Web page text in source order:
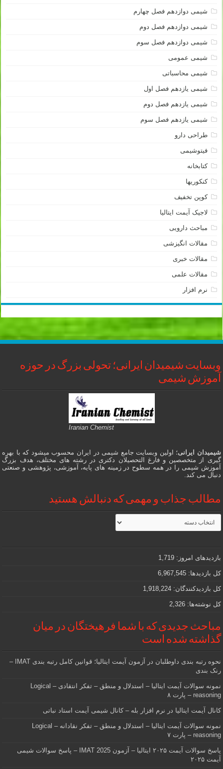
شیمی دوازدهم فصل چهارم
شیمی دوازدهم فصل دوم
شیمی دوازدهم فصل سوم
شیمی عمومی
شیمی محاسباتی
شیمی یازدهم فصل اول
شیمی یازدهم فصل دوم
شیمی یازدهم فصل سوم
طراحی دارو
فیتوشیمی
کتابخانه
کنکوریها
کوپن تخفیف
لاجیک آیمت ایتالیا
مباحث دارویی
مقالات انگیزشی
مقالات خبری
مقالات علمی
نرم افزار
وبسایت شیمیدان ایرانی؛ تحولی بزرگ در حوزه
آموزش شیمی
Iranian Chemist
شیمیدان ایرانی؛ اولین وبسایت جامع شیمی در ایران محسوب میشود که با بهره
گیری از متخصصین و فارغ التحصیلان دکتری در رشته های مختلف، هدف بزرگ
آموزش شیمی را در همه سطوح در زمینه های پایه، آموزشی، پژوهشی و صنعتی
دنبال می کند.
مطالب جذاب و مهمی که دنبالش هستید
مطالب
جذاب
و
که
دنبالش
هستید
بازدیدهای امروز: 1,719
کل بازدیدها: 6,967,545
کل بازدیدکنند‌گان: 1,918,224
کل نوشته‌ها: 2,326
مباحث جدیدی که با شما فرهیختگان در میان
گذاشته شده است
نحوه رتبه بندی داوطلبان در آزمون آیمت ایتالیا؛ قوانین کامل رتبه بندی IMAT –
رنک بندی
نمونه سوالات آیمت ایتالیا – استدلال و منطق – تفکر انتقادی – Logical
reasoning – پارت ۸
کانال آیمت ایتالیا در نرم افزار بله – کانال شیمی آیمت استاد نباتی
نمونه سوالات آیمت ایتالیا – استدلال و منطق – تفکر نقادانه – Logical
reasoning – پارت ۷
پاسخ سوالات آیمت ۲۰۲۵ ایتالیا – آزمون IMAT 2025 – پاسخ سوالات شیمی
آیمت ۲۰۲۵